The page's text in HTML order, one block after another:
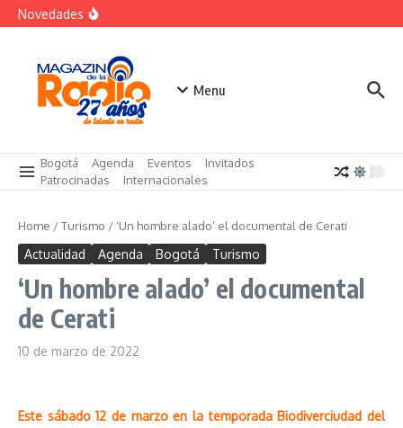
Saltar al contenido
Novedades
La posesión presidencial se verá en especial de DNEWS
sustitución de la coca
Menu
Bogotá Agenda Eventos
Invitados
Patrocinadas
Internacionales
Home /Turismo / ‘Un hombre alado’ el documental de Cerati
Actualidad Agenda Bogotá Turismo
‘Un hombre alado’ el documental
de Cerati
10 de marzo de 2022
Este sábado 12 de marzo en la temporada Biodiverciudad del